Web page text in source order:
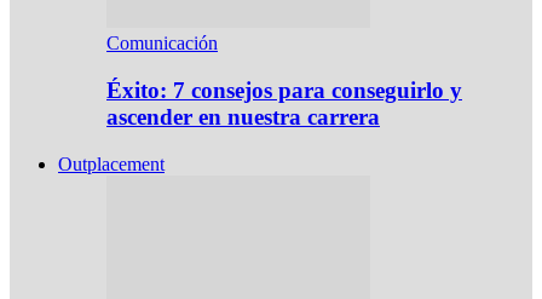
Comunicación
Éxito: 7 consejos para conseguirlo y
ascender en nuestra carrera
Outplacement